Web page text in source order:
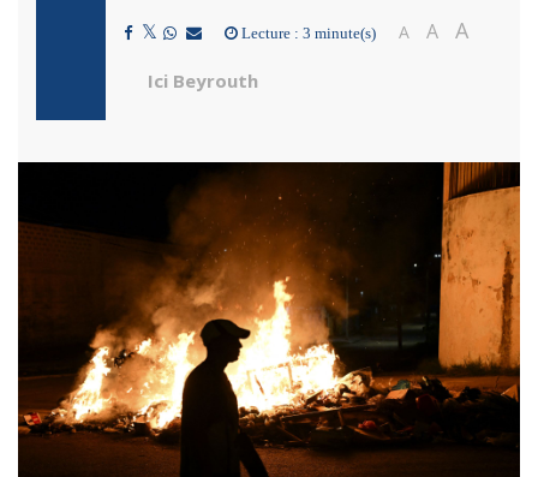
Lecture : 3 minute(s) A A A
Ici Beyrouth